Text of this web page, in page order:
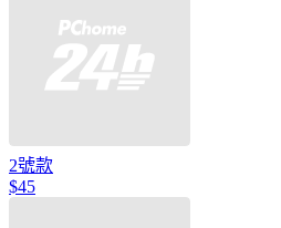
2號款
$45